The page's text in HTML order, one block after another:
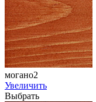
могано2
Увеличить
Выбрать